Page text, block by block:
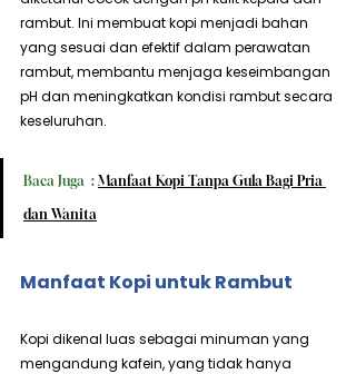
rambut. Ini membuat kopi menjadi bahan
yang sesuai dan efektif dalam perawatan
rambut, membantu menjaga keseimbangan
pH dan meningkatkan kondisi rambut secara
keseluruhan.
Baca Juga  : Manfaat Kopi Tanpa Gula Bagi Pria
dan Wanita
Manfaat Kopi untuk Rambut
Kopi dikenal luas sebagai minuman yang
mengandung kafein, yang tidak hanya